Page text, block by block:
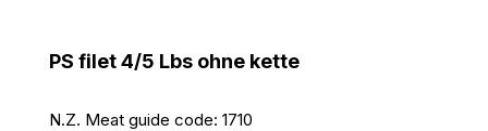
PS filet 4/5 Lbs ohne kette
N.Z. Meat guide code: 1710